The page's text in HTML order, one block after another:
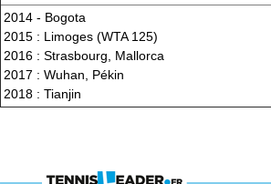
2014 - Bogota
2015 : Limoges (WTA 125)
2016 : Strasbourg, Mallorca
2017 : Wuhan, Pékin
2018 : Tianjin